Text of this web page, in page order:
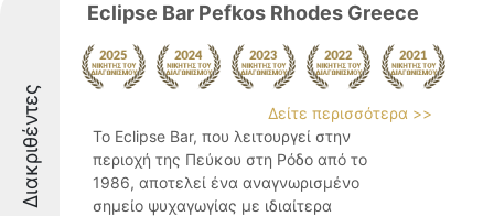
Διακριθέντες
Eclipse Bar Pefkos Rhodes Greece
Δείτε περισσότερα >>
Το Eclipse Bar, που λειτουργεί στην
περιοχή της Πεύκου στη Ρόδο από το
1986, αποτελεί ένα αναγνωρισμένο
σημείο ψυχαγωγίας με ιδιαίτερα